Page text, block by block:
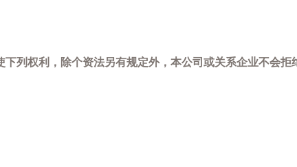
列权利，除个资法另有规定外，本公司或关系企业不会拒